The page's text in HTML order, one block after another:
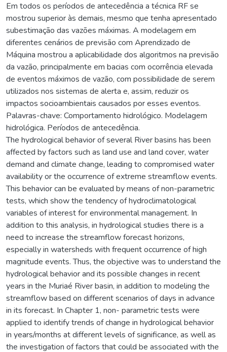
Em todos os períodos de antecedência a técnica RF se
mostrou superior às demais, mesmo que tenha apresentado
subestimação das vazões máximas. A modelagem em
diferentes cenários de previsão com Aprendizado de
Máquina mostrou a aplicabilidade dos algoritmos na previsão
da vazão, principalmente em bacias com ocorrência elevada
de eventos máximos de vazão, com possibilidade de serem
utilizados nos sistemas de alerta e, assim, reduzir os
impactos socioambientais causados por esses eventos.
Palavras-chave: Comportamento hidrológico. Modelagem
hidrológica. Períodos de antecedência.
The hydrological behavior of several River basins has been
affected by factors such as land use and land cover, water
demand and climate change, leading to compromised water
availability or the occurrence of extreme streamflow events.
This behavior can be evaluated by means of non-parametric
tests, which show the tendency of hydroclimatological
variables of interest for environmental management. In
addition to this analysis, in hydrological studies there is a
need to increase the streamflow forecast horizons,
especially in watersheds with frequent occurrence of high
magnitude events. Thus, the objective was to understand the
hydrological behavior and its possible changes in recent
years in the Muriaé River basin, in addition to modeling the
streamflow based on different scenarios of days in advance
in its forecast. In Chapter 1, non- parametric tests were
applied to identify trends of change in hydrological behavior
in years/months at different levels of significance, as well as
the investigation of factors that could be associated with the